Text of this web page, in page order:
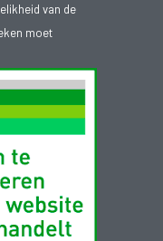
van de
moet